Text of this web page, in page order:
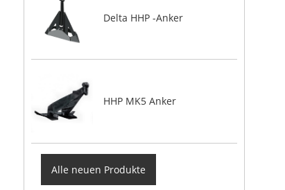
Delta HHP -Anker
HHP MK5 Anker
Alle neuen Produkte